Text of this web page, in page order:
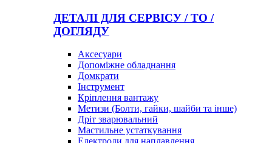
ДЕТАЛІ ДЛЯ СЕРВІСУ / ТО /
ДОГЛЯДУ
Аксесуари
Допоміжне обладнання
Домкрати
Інструмент
Кріплення вантажу
Метизи (Болти, гайки, шайби та інше)
Дріт зварювальний
Мастильне устаткування